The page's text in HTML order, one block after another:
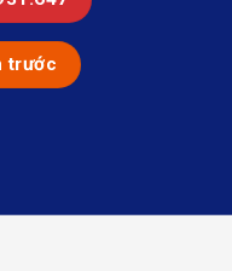
trước